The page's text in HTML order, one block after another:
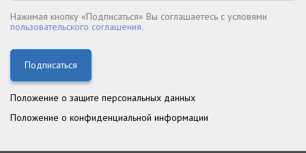
Нажимая кнопку «Подписаться» Вы соглашаетесь с условями
пользовательского соглашения.
Подписаться
Положение о защите персональных данных
Положение о конфиденциальной информации